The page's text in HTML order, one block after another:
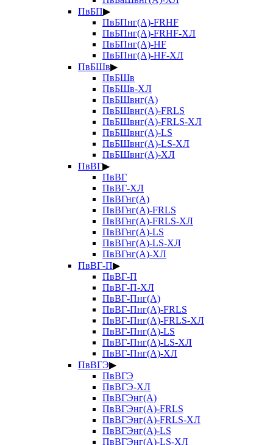
ПвБП▶
ПвБПнг(А)-FRHF
ПвБПнг(А)-FRHF-ХЛ
ПвБПнг(А)-HF
ПвБПнг(А)-HF-ХЛ
ПвБШв▶
ПвБШв
ПвБШв-ХЛ
ПвБШвнг(А)
ПвБШвнг(А)-FRLS
ПвБШвнг(А)-FRLS-ХЛ
ПвБШвнг(А)-LS
ПвБШвнг(А)-LS-ХЛ
ПвБШвнг(А)-ХЛ
ПвВГ▶
ПвВГ
ПвВГ-ХЛ
ПвВГнг(А)
ПвВГнг(А)-FRLS
ПвВГнг(А)-FRLS-ХЛ
ПвВГнг(А)-LS
ПвВГнг(А)-LS-ХЛ
ПвВГнг(А)-ХЛ
ПвВГ-П▶
ПвВГ-П
ПвВГ-П-ХЛ
ПвВГ-Пнг(А)
ПвВГ-Пнг(А)-FRLS
ПвВГ-Пнг(А)-FRLS-ХЛ
ПвВГ-Пнг(А)-LS
ПвВГ-Пнг(А)-LS-ХЛ
ПвВГ-Пнг(А)-ХЛ
ПвВГЭ▶
ПвВГЭ
ПвВГЭ-ХЛ
ПвВГЭнг(А)
ПвВГЭнг(А)-FRLS
ПвВГЭнг(А)-FRLS-ХЛ
ПвВГЭнг(А)-LS
ПвВГЭнг(А)-LS-ХЛ